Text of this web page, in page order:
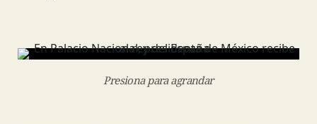
Presiona para agrandar